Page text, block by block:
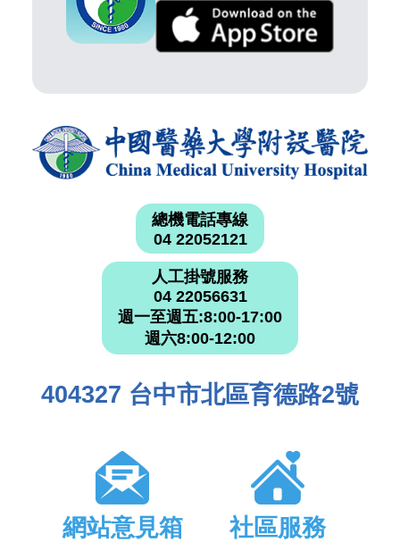
總機電話專線
04 22052121
人工掛號服務
04 22056631
週一至週五:8:00-17:00
週六8:00-12:00
404327 台中市北區育德路2號
網站意見箱 社區服務